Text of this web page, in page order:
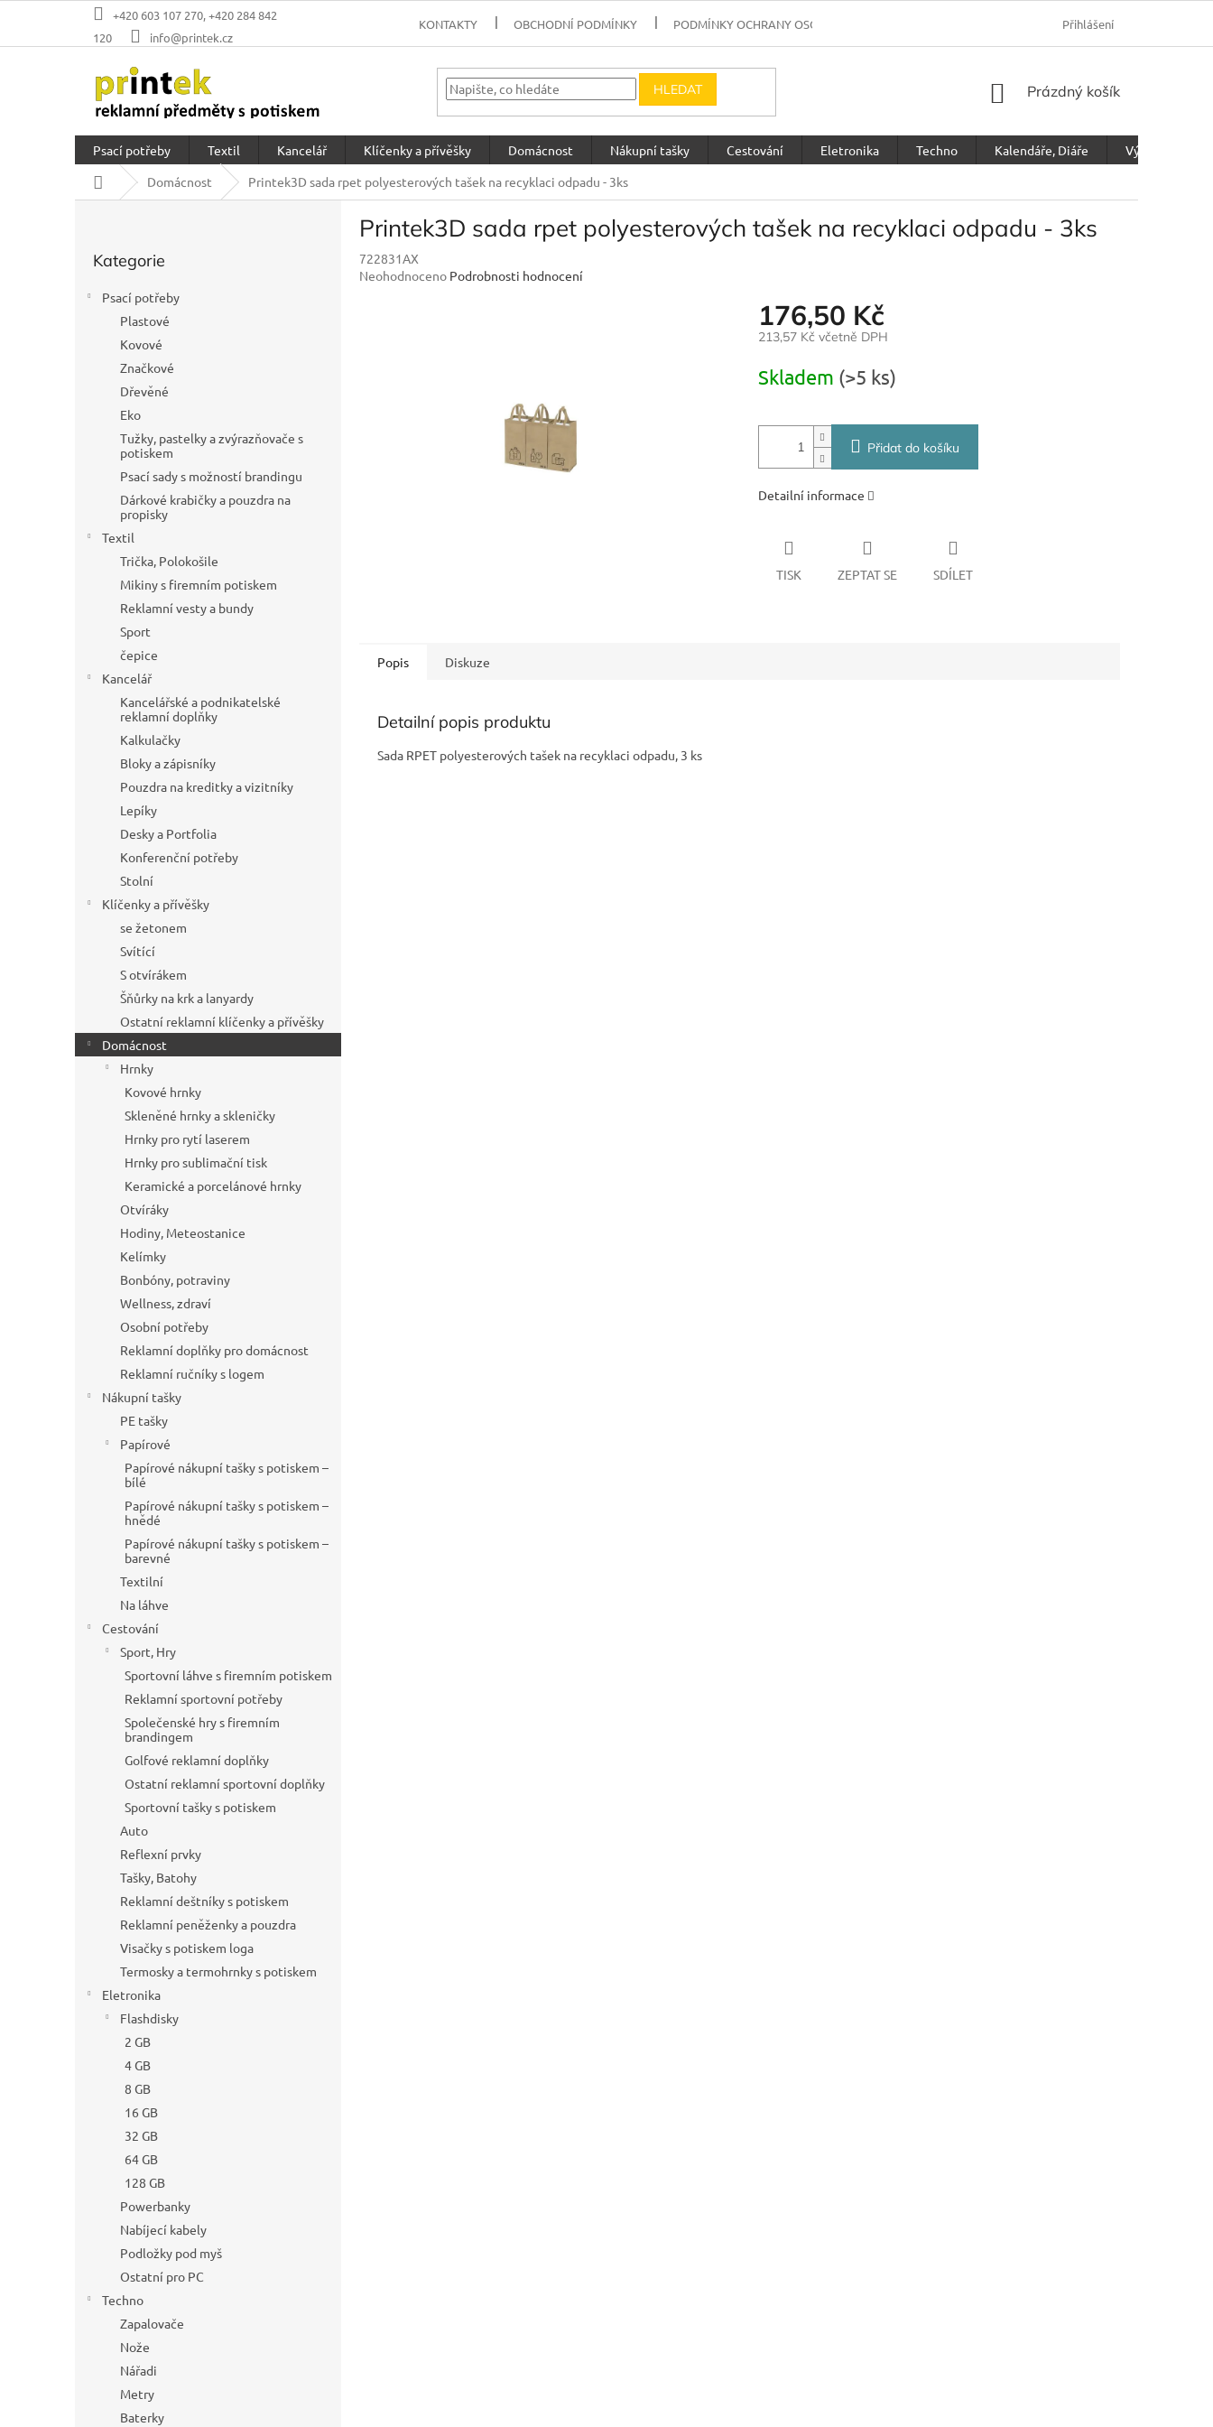
+420 603 107 270, +420 284 842
120
info@printek.cz
KONTAKTY OBCHODNÍ PODMÍNKY PODMÍNKY OCHRANY OSOBNÍCH ÚDAJŮ Přihlášení
HLEDAT
NÁKUPNÍ
Prázdný košík
Psací potřeby Textil Kancelář Klíčenky a přívěšky Domácnost Nákupní tašky Cestování Eletronika Techno Kalendáře, Diáře
Výprodej
Domů
Domácnost Printek3D sada rpet polyesterových tašek na recyklaci odpadu - 3ks
kategorie
Kategorie
Psací potřeby
Plastové
Kovové
Značkové
Dřevěné
Eko
Tužky, pastelky a zvýrazňovače s
potiskem
Psací sady s možností brandingu
Dárkové krabičky a pouzdra na
propisky
Textil
Trička, Polokošile
Mikiny s firemním potiskem
Reklamní vesty a bundy
Sport
čepice
Kancelář
Kancelářské a podnikatelské
reklamní doplňky
Kalkulačky
Bloky a zápisníky
Pouzdra na kreditky a vizitníky
Lepíky
Desky a Portfolia
Konferenční potřeby
Stolní
Klíčenky a přívěšky
se žetonem
Svítící
S otvírákem
Šňůrky na krk a lanyardy
Ostatní reklamní klíčenky a přívěšky
Domácnost
Hrnky
Kovové hrnky
Skleněné hrnky a skleničky
Hrnky pro rytí laserem
Hrnky pro sublimační tisk
Keramické a porcelánové hrnky
Otvíráky
Hodiny, Meteostanice
Kelímky
Bonbóny, potraviny
Wellness, zdraví
Osobní potřeby
Reklamní doplňky pro domácnost
Reklamní ručníky s logem
Nákupní tašky
PE tašky
Papírové
Papírové nákupní tašky s potiskem –
bílé
Papírové nákupní tašky s potiskem –
hnědé
Papírové nákupní tašky s potiskem –
barevné
Textilní
Na láhve
Cestování
Sport, Hry
Sportovní láhve s firemním potiskem
Reklamní sportovní potřeby
Společenské hry s firemním
brandingem
Golfové reklamní doplňky
Ostatní reklamní sportovní doplňky
Sportovní tašky s potiskem
Auto
Reflexní prvky
Tašky, Batohy
Reklamní deštníky s potiskem
Reklamní peněženky a pouzdra
Visačky s potiskem loga
Termosky a termohrnky s potiskem
Eletronika
Flashdisky
2 GB
4 GB
8 GB
16 GB
32 GB
64 GB
128 GB
Powerbanky
Nabíjecí kabely
Podložky pod myš
Ostatní pro PC
Techno
Zapalovače
Nože
Nářadi
Metry
Baterky
Printek3D sada rpet polyesterových tašek na recyklaci odpadu - 3ks
722831AX
Průměrné
Neohodnoceno Podrobnosti hodnocení
176,50 Kč
213,57 Kč včetně DPH
cena:
Skladem (>5 ks)
Přidat do košíku
Detailní informace
TISK ZEPTAT SE SDÍLET
Popis Diskuze
Detailní popis produktu
Sada RPET polyesterových tašek na recyklaci odpadu, 3 ks